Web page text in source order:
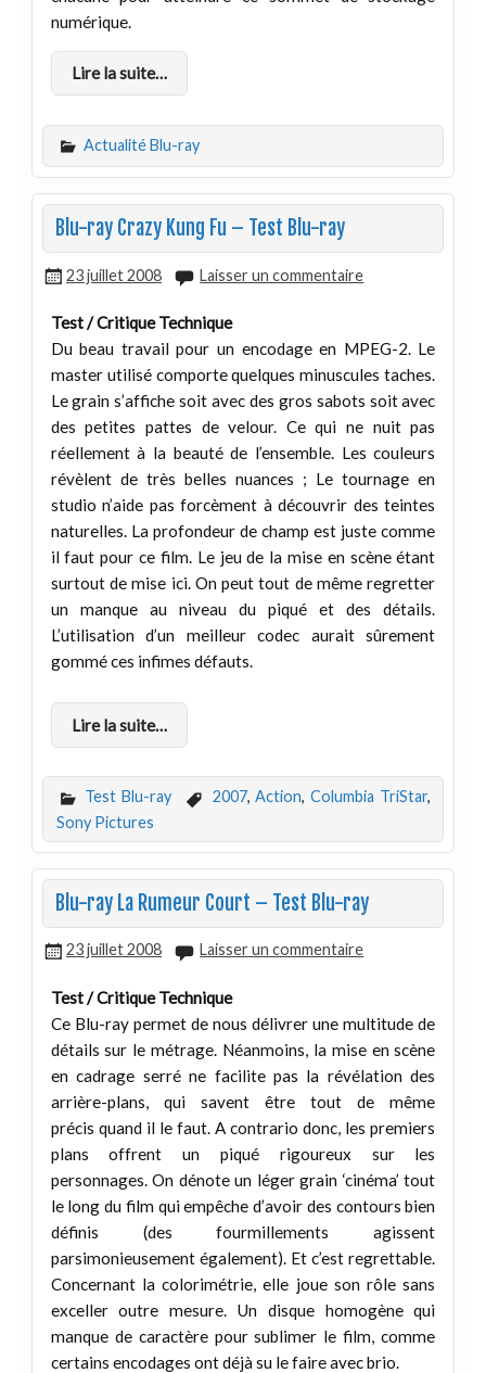
numérique.
Lire la suite…
Actualité Blu-ray
Blu-ray Crazy Kung Fu – Test Blu-ray
23 juillet 2008 Laisser un commentaire
Test / Critique Technique
Du beau travail pour un encodage en MPEG-2. Le
master utilisé comporte quelques minuscules taches.
Le grain s’affiche soit avec des gros sabots soit avec
des petites pattes de velour. Ce qui ne nuit pas
réellement à la beauté de l’ensemble. Les couleurs
révèlent de très belles nuances ; Le tournage en
studio n’aide pas forcèment à découvrir des teintes
naturelles. La profondeur de champ est juste comme
il faut pour ce film. Le jeu de la mise en scène étant
surtout de mise ici. On peut tout de même regretter
un manque au niveau du piqué et des détails.
L’utilisation d’un meilleur codec aurait sûrement
gommé ces infimes défauts.
Lire la suite…
Test Blu-ray 2007,Action,Columbia TriStar,
Sony Pictures
Blu-ray La Rumeur Court – Test Blu-ray
23 juillet 2008 Laisser un commentaire
Test / Critique Technique
Ce Blu-ray permet de nous délivrer une multitude de
détails sur le métrage. Néanmoins, la mise en scène
en cadrage serré ne facilite pas la révélation des
arrière-plans, qui savent être tout de même
précis quand il le faut. A contrario donc, les premiers
plans offrent un piqué rigoureux sur les
personnages. On dénote un léger grain ‘cinéma’ tout
le long du film qui empêche d’avoir des contours bien
définis (des fourmillements agissent
parsimonieusement également). Et c’est regrettable.
Concernant la colorimétrie, elle joue son rôle sans
exceller outre mesure. Un disque homogène qui
manque de caractère pour sublimer le film, comme
certains encodages ont déjà su le faire avec brio.